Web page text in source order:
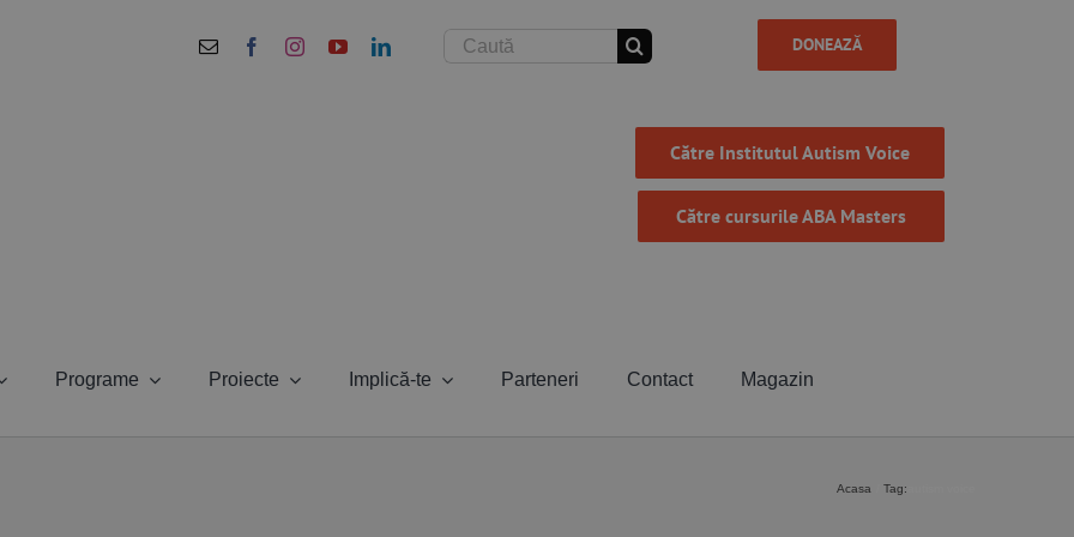
Cautare... DONEAZĂ
Către Institutul Autism Voice
Către cursurile ABA Masters
Programe Proiecte Implică-te Parteneri Contact Magazin
Acasa Tag: